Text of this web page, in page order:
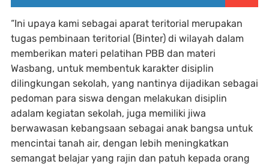
“Ini upaya kami sebagai aparat teritorial merupakan
tugas pembinaan teritorial (Binter) di wilayah dalam
memberikan materi pelatihan PBB dan materi
Wasbang, untuk membentuk karakter disiplin
dilingkungan sekolah, yang nantinya dijadikan sebagai
pedoman para siswa dengan melakukan disiplin
adalam kegiatan sekolah, juga memiliki jiwa
berwawasan kebangsaan sebagai anak bangsa untuk
mencintai tanah air, dengan lebih meningkatkan
semangat belajar yang rajin dan patuh kepada orang